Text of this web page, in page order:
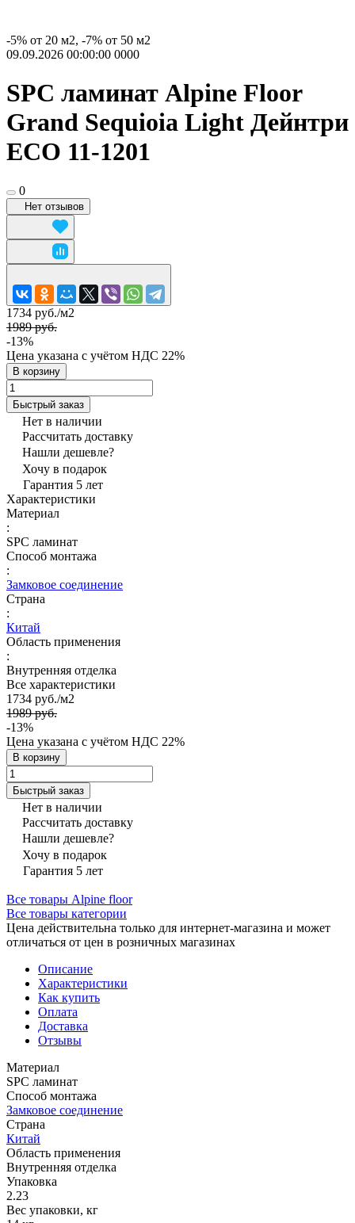
-5% от 20 м2, -7% от 50 м2
09.09.2026 00:00:00 0000
SPC ламинат Alpine Floor
Grand Sequioia Light Дейнтри
ЕСО 11-1201
0
Нет отзывов
1734 руб./м2
1989 руб.
-13%
Цена указана с учётом НДС 22%
В корзину
Быстрый заказ
Нет в наличии
Рассчитать доставку
Нашли дешевле?
Хочу в подарок
Гарантия 5 лет
Характеристики
Материал
:
SPC ламинат
Способ монтажа
:
Замковое соединение
Страна
:
Китай
Область применения
:
Внутренняя отделка
Все характеристики
1734 руб./м2
1989 руб.
-13%
Цена указана с учётом НДС 22%
В корзину
Быстрый заказ
Нет в наличии
Рассчитать доставку
Нашли дешевле?
Хочу в подарок
Гарантия 5 лет
Все товары Alpine floor
Все товары категории
Цена действительна только для интернет-магазина и может
отличаться от цен в розничных магазинах
Описание
Характеристики
Как купить
Оплата
Доставка
Отзывы
Материал
SPC ламинат
Способ монтажа
Замковое соединение
Страна
Китай
Область применения
Внутренняя отделка
Упаковка
2.23
Вес упаковки, кг